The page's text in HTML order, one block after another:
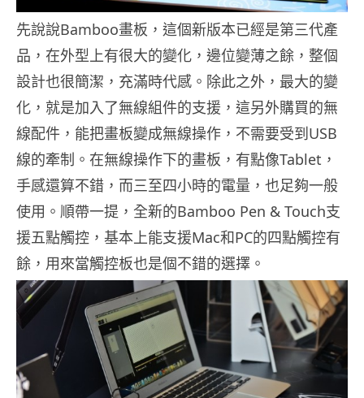
先說說Bamboo畫板，這個新版本已經是第三代產
品，在外型上有很大的變化，邊位變薄之餘，整個
設計也很簡潔，充滿時代感。除此之外，最大的變
化，就是加入了無線組件的支援，這另外購買的無
線配件，能把畫板變成無線操作，不需要受到USB
線的牽制。在無線操作下的畫板，有點像Tablet，
手感還算不錯，而三至四小時的電量，也足夠一般
使用。順帶一提，全新的Bamboo Pen & Touch支
援五點觸控，基本上能支援Mac和PC的四點觸控有
餘，用來當觸控板也是個不錯的選擇。